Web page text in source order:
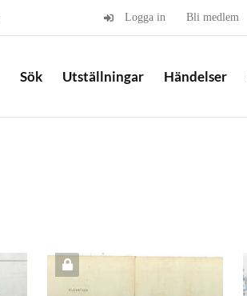
Logga in Bli medlem
Sök Utställningar Händelser